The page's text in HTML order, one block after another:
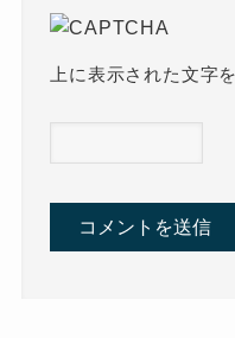
上に表示された文字